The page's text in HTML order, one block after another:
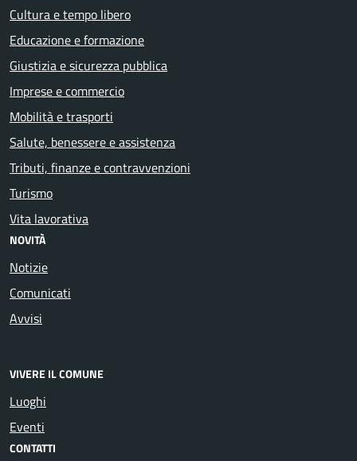
Cultura e tempo libero
Educazione e formazione
Giustizia e sicurezza pubblica
Imprese e commercio
Mobilità e trasporti
Salute, benessere e assistenza
Tributi, finanze e contravvenzioni
Turismo
Vita lavorativa
NOVITÀ
Notizie
Comunicati
Avvisi
VIVERE IL COMUNE
Luoghi
Eventi
CONTATTI